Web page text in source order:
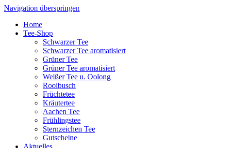
Navigation überspringen
Home
Tee-Shop
Schwarzer Tee
Schwarzer Tee aromatisiert
Grüner Tee
Grüner Tee aromatisiert
Weißer Tee u. Oolong
Rooibusch
Früchtetee
Kräutertee
Aachen Tee
Frühlingstee
Sternzeichen Tee
Gutscheine
Aktuelles